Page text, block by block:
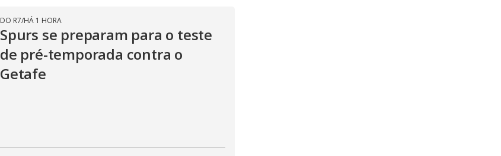
DO R7/HÁ 1 HORA
Spurs se preparam para o teste
de pré-temporada contra o
Getafe